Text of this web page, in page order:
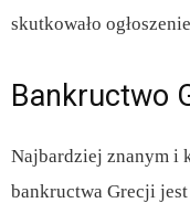
skutkowało
Bankructwo
Najbardziej znanym i
bankructwa Grecji